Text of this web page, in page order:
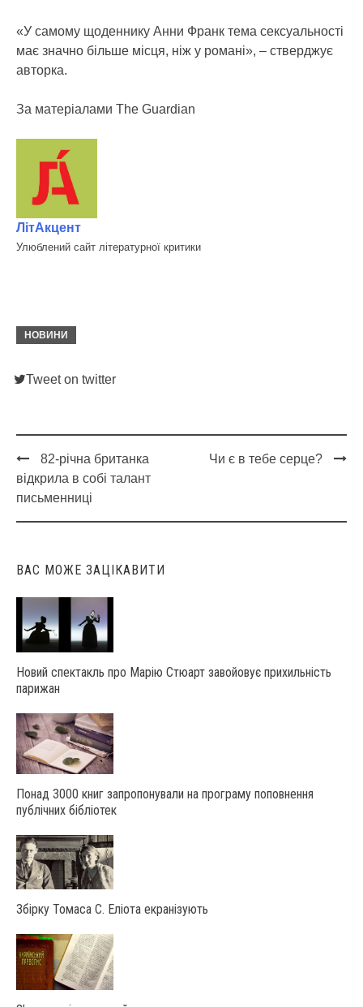
«У самому щоденнику Анни Франк тема сексуальності
має значно більше місця, ніж у романі», – стверджує
авторка.
За матеріалами The Guardian
ЛітАкцент
Улюблений сайт літературної критики
НОВИНИ
Tweet on twitter
Post
navigation
82-річна британка
відкрила в собі талант
письменниці
Чи є в тебе серце?
ВАС МОЖЕ ЗАЦІКАВИТИ
Новий спектакль про Марію Стюарт завойовує прихильність
парижан
Понад 3000 книг запропонували на програму поповнення
публічних бібліотек
Збірку Томаса С. Еліота екранізують